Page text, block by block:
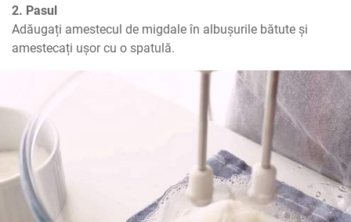
2. Pasul
Adăugați amestecul de migdale în albușurile bătute și
amestecați ușor cu o spatulă.